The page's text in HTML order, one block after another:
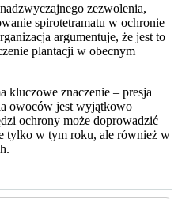
zezwolenia,
spirotetramatu w ochronie
argumentuje, że jest to
plantacji w obecnym
kluczowe znaczenie – presja
owoców jest wyjątkowo
ochrony może doprowadzić
tylko w tym roku, ale również w